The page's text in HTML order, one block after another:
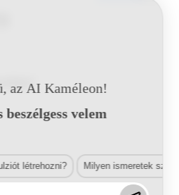
az AI Kaméleon!
velem
létrehozni? Milyen ismeretek